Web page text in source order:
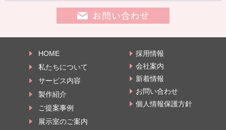
制作紹介ページ 追加更新
デザート・スイーツ＆ベーカリー展に出展します
2021/01/13
化粧品開発展 本日より開催
2020/12/09
第11回化粧品開発展 東京ビッグサイトへ出展します
弊社のオリジナル商品 飛沫防止パネルが岐阜新聞に掲載され
HOME
私たちについて
サービス内容
製作紹介
ご提案事例
展示室のご案内
採用情報
会社案内
新着情報
お問い合わせ
個人情報保護方針